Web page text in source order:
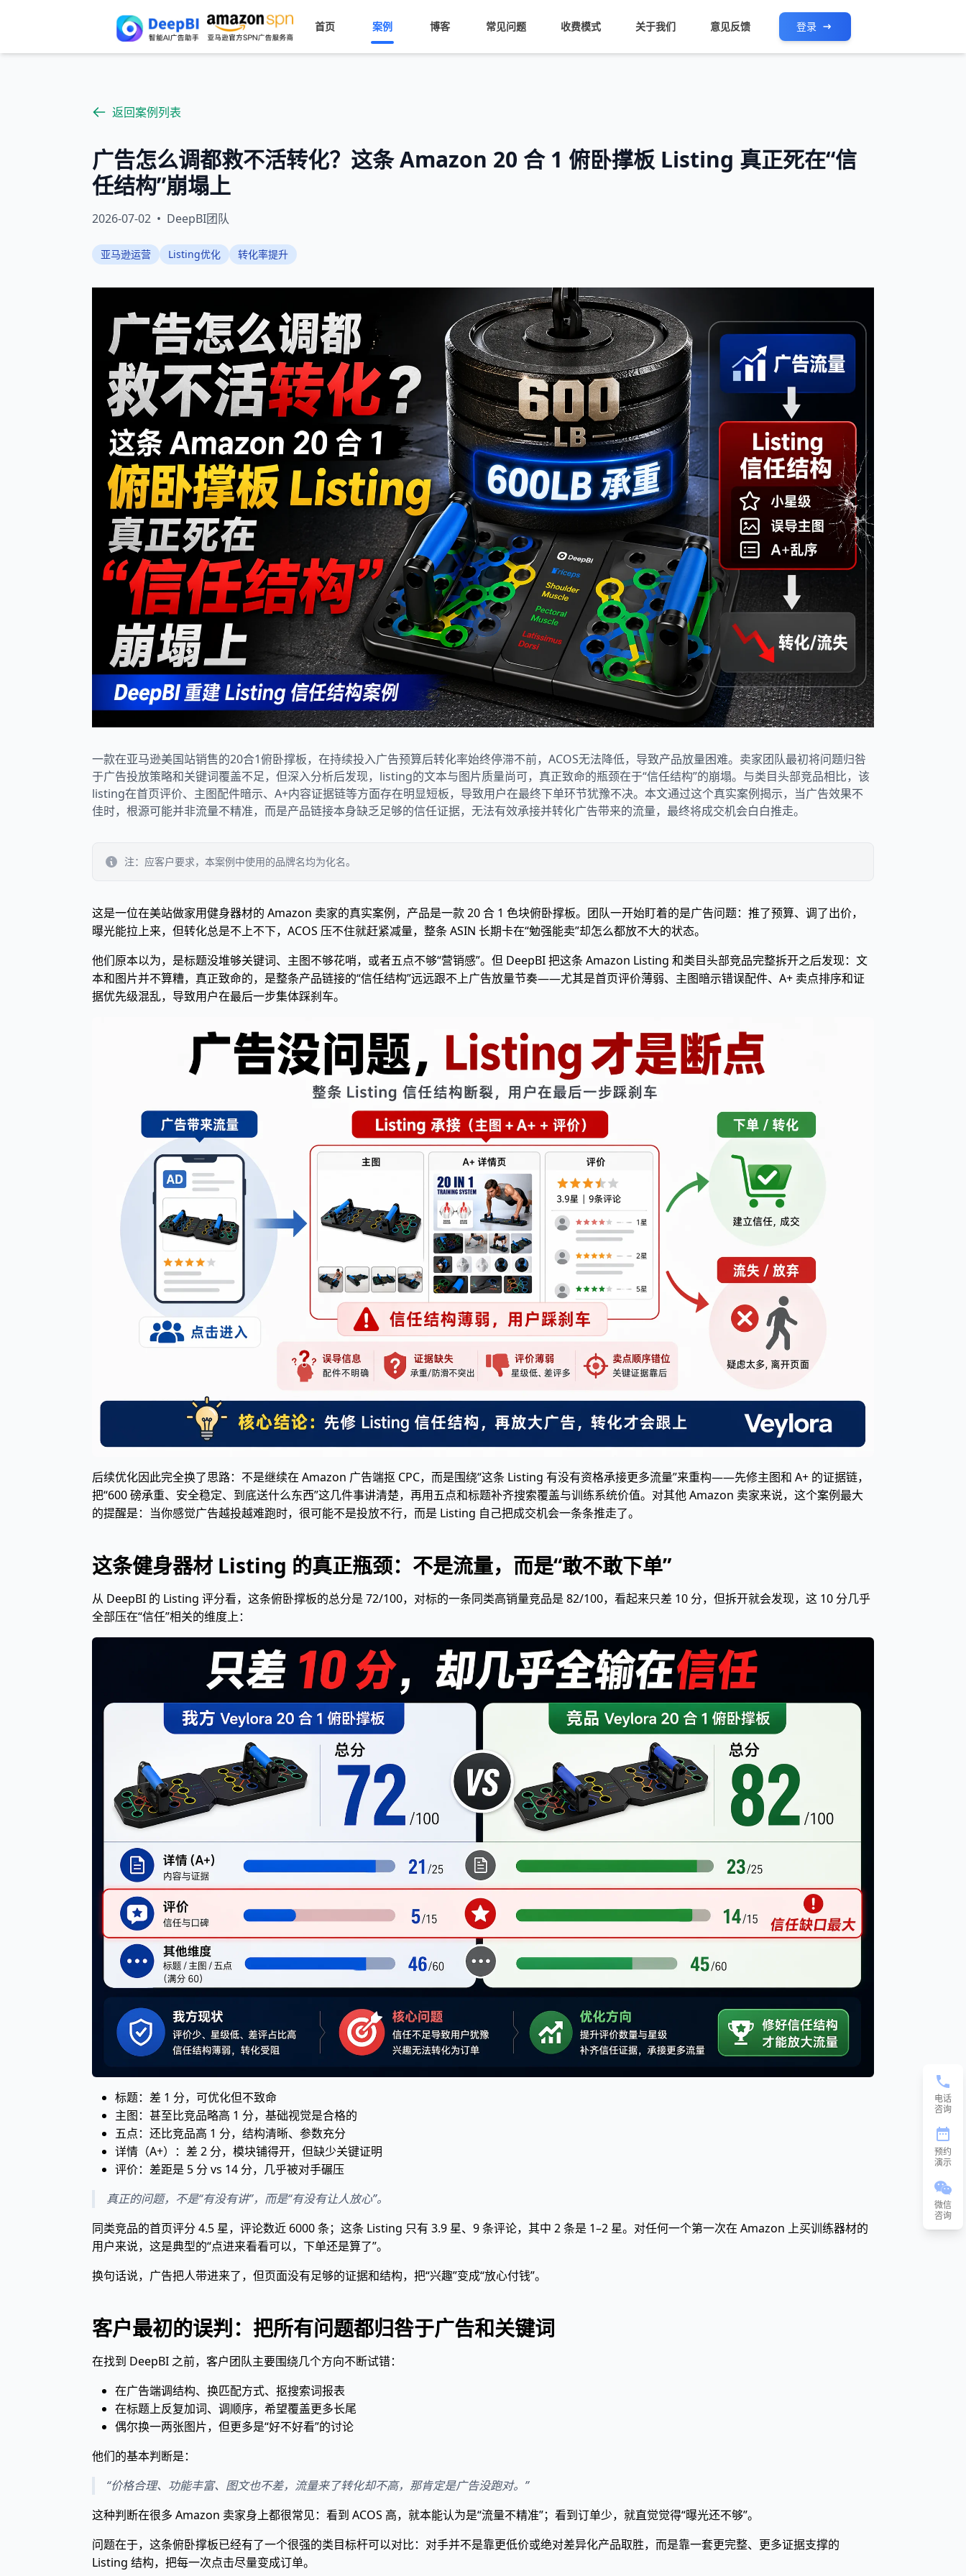
首页 案例 博客 常见问题 收费模式 关于我们 意见反馈 登录
返回案例列表
广告怎么调都救不活转化？这条 Amazon 20 合 1 俯卧撑板 Listing 真正死在“信
任结构”崩塌上
2026-07-02 • DeepBI团队
亚马逊运营 Listing优化 转化率提升
一款在亚马逊美国站销售的20合1俯卧撑板，在持续投入广告预算后转化率始终停滞不前，ACOS无法降低，导致产品放量困难。卖家团队最初将问题归咎
于广告投放策略和关键词覆盖不足，但深入分析后发现，listing的文本与图片质量尚可，真正致命的瓶颈在于“信任结构”的崩塌。与类目头部竞品相比，该
listing在首页评价、主图配件暗示、A+内容证据链等方面存在明显短板，导致用户在最终下单环节犹豫不决。本文通过这个真实案例揭示，当广告效果不
佳时，根源可能并非流量不精准，而是产品链接本身缺乏足够的信任证据，无法有效承接并转化广告带来的流量，最终将成交机会白白推走。
注：应客户要求，本案例中使用的品牌名均为化名。
这是一位在美站做家用健身器材的 Amazon 卖家的真实案例，产品是一款 20 合 1 色块俯卧撑板。团队一开始盯着的是广告问题：推了预算、调了出价，
曝光能拉上来，但转化总是不上不下，ACOS 压不住就赶紧减量，整条 ASIN 长期卡在“勉强能卖”却怎么都放不大的状态。
他们原本以为，是标题没堆够关键词、主图不够花哨，或者五点不够“营销感”。但 DeepBI 把这条 Amazon Listing 和类目头部竞品完整拆开之后发现：文
本和图片并不算糟，真正致命的，是整条产品链接的“信任结构”远远跟不上广告放量节奏——尤其是首页评价薄弱、主图暗示错误配件、A+ 卖点排序和证
据优先级混乱，导致用户在最后一步集体踩刹车。
后续优化因此完全换了思路：不是继续在 Amazon 广告端抠 CPC，而是围绕“这条 Listing 有没有资格承接更多流量”来重构——先修主图和 A+ 的证据链，
把“600 磅承重、安全稳定、到底送什么东西”这几件事讲清楚，再用五点和标题补齐搜索覆盖与训练系统价值。对其他 Amazon 卖家来说，这个案例最大
的提醒是：当你感觉广告越投越难跑时，很可能不是投放不行，而是 Listing 自己把成交机会一条条推走了。
这条健身器材 Listing 的真正瓶颈：不是流量，而是“敢不敢下单”
从 DeepBI 的 Listing 评分看，这条俯卧撑板的总分是 72/100，对标的一条同类高销量竞品是 82/100，看起来只差 10 分，但拆开就会发现，这 10 分几乎
全部压在“信任”相关的维度上：
标题：差 1 分，可优化但不致命
主图：甚至比竞品略高 1 分，基础视觉是合格的
五点：还比竞品高 1 分，结构清晰、参数充分
详情（A+）：差 2 分，模块铺得开，但缺少关键证明
评价：差距是 5 分 vs 14 分，几乎被对手碾压
真正的问题，不是“有没有讲”，而是“有没有让人放心”。
同类竞品的首页评分 4.5 星，评论数近 6000 条；这条 Listing 只有 3.9 星、9 条评论，其中 2 条是 1–2 星。对任何一个第一次在 Amazon 上买训练器材的
用户来说，这是典型的“点进来看看可以，下单还是算了”。
换句话说，广告把人带进来了，但页面没有足够的证据和结构，把“兴趣”变成“放心付钱”。
客户最初的误判：把所有问题都归咎于广告和关键词
在找到 DeepBI 之前，客户团队主要围绕几个方向不断试错：
在广告端调结构、换匹配方式、抠搜索词报表
在标题上反复加词、调顺序，希望覆盖更多长尾
偶尔换一两张图片，但更多是“好不好看”的讨论
他们的基本判断是：
“价格合理、功能丰富、图文也不差，流量来了转化却不高，那肯定是广告没跑对。”
这种判断在很多 Amazon 卖家身上都很常见：看到 ACOS 高，就本能认为是“流量不精准”；看到订单少，就直觉觉得“曝光还不够”。
问题在于，这条俯卧撑板已经有了一个很强的类目标杆可以对比：对手并不是靠更低价或绝对差异化产品取胜，而是靠一套更完整、更多证据支撑的
Listing 结构，把每一次点击尽量变成订单。
电话
咨询
预约
演示
微信
咨询